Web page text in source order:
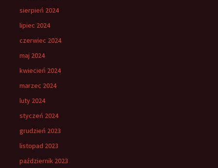
sierpień 2024
lipiec 2024
czerwiec 2024
maj 2024
kwiecień 2024
marzec 2024
luty 2024
styczeń 2024
grudzień 2023
listopad 2023
październik 2023